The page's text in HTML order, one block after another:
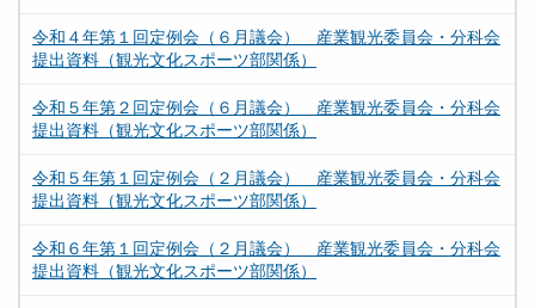
令和４年第１回定例会（６月議会） 産業観光委員会・分科会
提出資料（観光文化スポーツ部関係）
令和５年第２回定例会（６月議会） 産業観光委員会・分科会
提出資料（観光文化スポーツ部関係）
令和５年第１回定例会（２月議会） 産業観光委員会・分科会
提出資料（観光文化スポーツ部関係）
令和６年第１回定例会（２月議会） 産業観光委員会・分科会
提出資料（観光文化スポーツ部関係）